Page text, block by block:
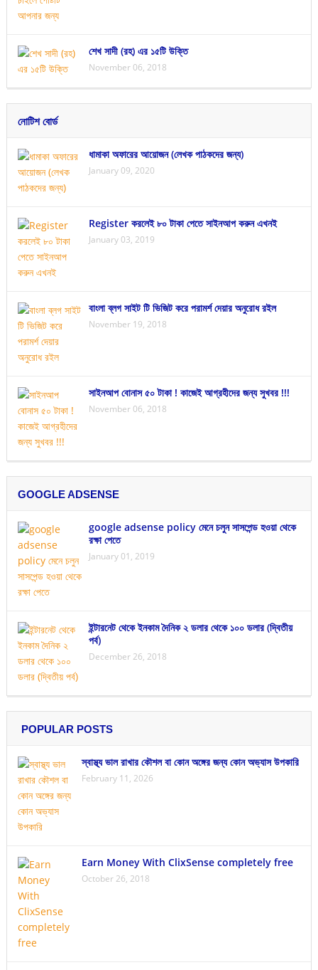
শেখ সাদী (রহ) এর ১৫টি উক্তি
November 06, 2018
নোটিশ বোর্ড
ধামাকা অফারের আয়োজন (লেখক পাঠকদের জন্য)
January 09, 2020
Register করলেই ৮০ টাকা পেতে সাইনআপ করুন এখনই
January 03, 2019
বাংলা ব্লগ সাইট টি ভিজিট করে পরামর্শ দেয়ার অনুরোধ রইল
November 19, 2018
সাইনআপ বোনাস ৫০ টাকা ! কাজেই আগ্রহীদের জন্য সুখবর !!!
November 06, 2018
GOOGLE ADSENSE
google adsense policy মেনে চলুন সাসপেন্ড হওয়া থেকে
রক্ষা পেতে
January 01, 2019
ইন্টারনেট থেকে ইনকাম দৈনিক ২ ডলার থেকে ১০০ ডলার (দ্বিতীয়
পর্ব)
December 26, 2018
POPULAR POSTS
স্বাস্থ্য ভাল রাখার কৌশল বা কোন অঙ্গের জন্য কোন অভ্যাস উপকারি
February 11, 2026
Earn Money With ClixSense completely free
October 26, 2018